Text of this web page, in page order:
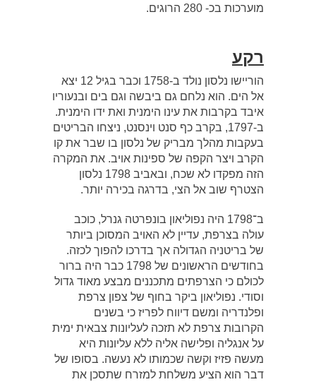
מוערכות בכ- 280 הרוגים.
רקע
הוריישו נלסון נולד ב-1758 וכבר בגיל 12 יצא
אל הים. הוא נלחם גם ביבשה וגם בים ובנעוריו
איבד בקרבות את עינו הימנית ואת ידו הימנית.
ב-1797, בקרב כף סנט וינסנט, ניצחו הבריטים
בעקבות מהלך מבריק של נלסון בו שבר את קו
הקרב ויצר הקפה של ספינות אויב. את המקרה
הזה מפקדו לא שכח, ובאביב 1798 נלסון
הצטרף שוב אל הצי, בדרגה בכירה יותר.
ב־1798 היה נפוליאון בונפרטה גנרל, כוכב
עולה בצרפת, עדיין לא האויב המסוכן ביותר
של בריטניה הגדולה אך בדרכו להפוך לכזה.
בחודשים הראשונים של 1798 כבר היה ברור
לכולם כי הצרפתים מתכננים מבצע מאוד גדול
וסודי. נפוליאון ביקר בחוף של צפון צרפת
ופלנדריה ומשם דיווח לפריז כי בשנים
הקרובות צרפת לא תזכה לעליונות צבאית ימית
על אנגליה ופלישה אליה ללא עליונות היא
מעשה פזיז וקשה שכמותו לא נעשה. בסופו של
דבר הוא הציע משלחת למזרח שתסכן את